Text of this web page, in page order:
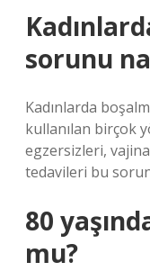
sorunu
Kadınlarda
kullanılan birçok
egzersizleri,
tedavileri bu
80
mu?